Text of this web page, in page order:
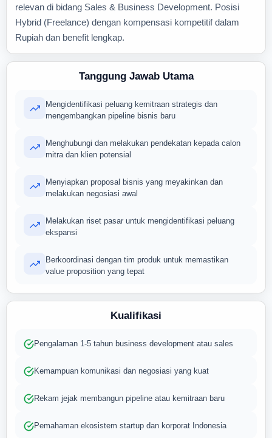
relevan di bidang Sales & Business Development. Posisi
Hybrid (Freelance) dengan kompensasi kompetitif dalam
Rupiah dan benefit lengkap.
Tanggung Jawab Utama
Mengidentifikasi peluang kemitraan strategis dan
mengembangkan pipeline bisnis baru
Menghubungi dan melakukan pendekatan kepada calon
mitra dan klien potensial
Menyiapkan proposal bisnis yang meyakinkan dan
melakukan negosiasi awal
Melakukan riset pasar untuk mengidentifikasi peluang
ekspansi
Berkoordinasi dengan tim produk untuk memastikan
value proposition yang tepat
Kualifikasi
Pengalaman 1-5 tahun business development atau sales
Kemampuan komunikasi dan negosiasi yang kuat
Rekam jejak membangun pipeline atau kemitraan baru
Pemahaman ekosistem startup dan korporat Indonesia